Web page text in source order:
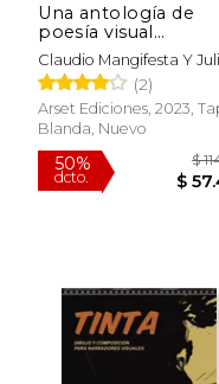
50%
dcto. $
Una antología de
poesía visual
argentina y brasileña
Claudio Mangifesta Y
Mendonça, Compiladores
(2)
Arset Ediciones, 2023,
Blanda, Nuevo